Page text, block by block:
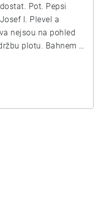
Pot. Pepsi
Plevel a
nejsou na pohled
plotu. Bahnem z
jak
láhev, kterou najde